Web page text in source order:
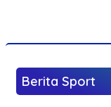
Berita Sport